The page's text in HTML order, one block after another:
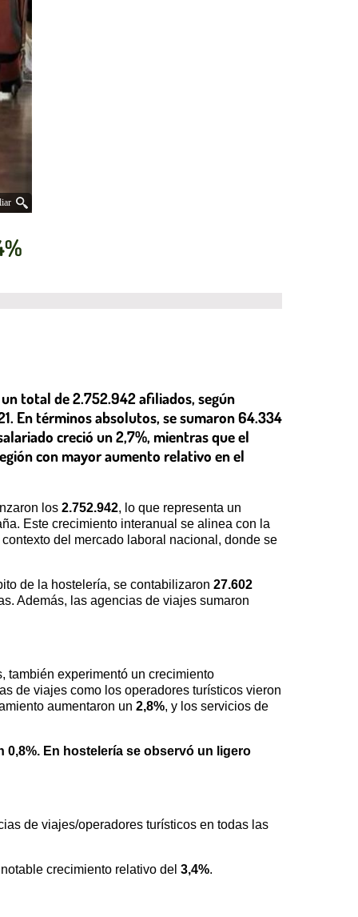
total de 2.752.942 afiliados, según
En términos absolutos, se sumaron 64.334
creció un 2,7%, mientras que el
con mayor aumento relativo en el
los 2.752.942, lo que representa un
Este crecimiento interanual se alinea con la
contexto del mercado laboral nacional, donde se
de la hostelería, se contabilizaron 27.602
Además, las agencias de viajes sumaron
también experimentó un crecimiento
de viajes como los operadores turísticos vieron
aumentaron un 2,8%, y los servicios de
0,8%. En hostelería se observó un ligero
de viajes/operadores turísticos en todas las
crecimiento relativo del 3,4%.